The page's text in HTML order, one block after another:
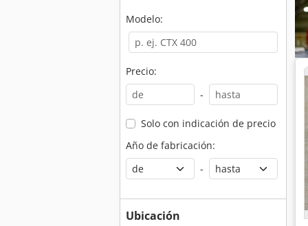
Modelo:
Precio:
-
Solo con indicación de precio
Año de fabricación:
-
Ubicación